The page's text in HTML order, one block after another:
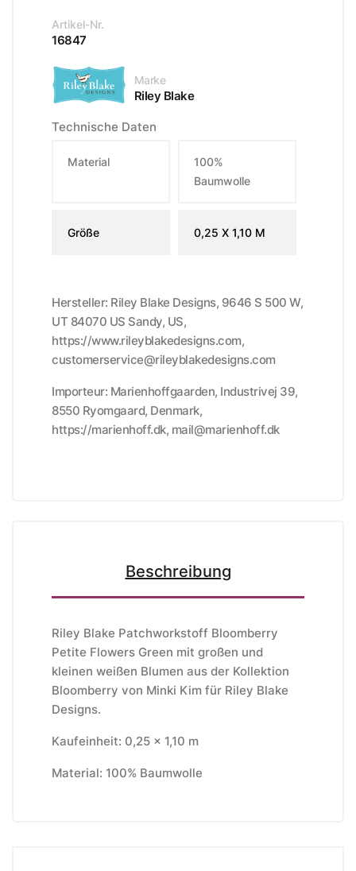
Artikel-Nr.
16847
Marke
Riley Blake
Technische Daten
Material
100%
Baumwolle
Größe 0,25 X 1,10 M
Hersteller: Riley Blake Designs, 9646 S 500 W,
UT 84070 US Sandy, US,
https://www.rileyblakedesigns.com,
customerservice@rileyblakedesigns.com
Importeur: Marienhoffgaarden, Industrivej 39,
8550 Ryomgaard, Denmark,
https://marienhoff.dk, mail@marienhoff.dk
Beschreibung
Riley Blake Patchworkstoff Bloomberry
Petite Flowers Green mit großen und
kleinen weißen Blumen aus der Kollektion
Bloomberry von Minki Kim für Riley Blake
Designs.
Kaufeinheit: 0,25 x 1,10 m
Material: 100% Baumwolle